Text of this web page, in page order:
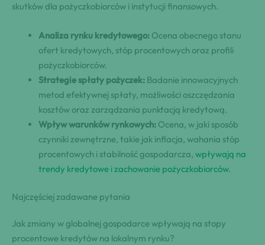
skutków dla pożyczkobiorców i instytucji finansowych.
Analiza rynku kredytowego: Ocena obecnego stanu
ofert kredytowych, stóp procentowych oraz profili
pożyczkobiorców.
Strategie spłaty pożyczek: Badanie innowacyjnych
metod efektywnej spłaty, możliwości oszczędzania
kosztów oraz zarządzania punktacją kredytową.
Wpływ warunków rynkowych: Ocena, w jaki sposób
czynniki zewnętrzne, takie jak inflacja, wahania stóp
procentowych i stabilność gospodarcza, wpływają na
trendy kredytowe i zachowanie pożyczkobiorców.
Najczęściej zadawane pytania
Jak zmiany w globalnej gospodarce wpływają na stopy
procentowe kredytów na lokalnym rynku?